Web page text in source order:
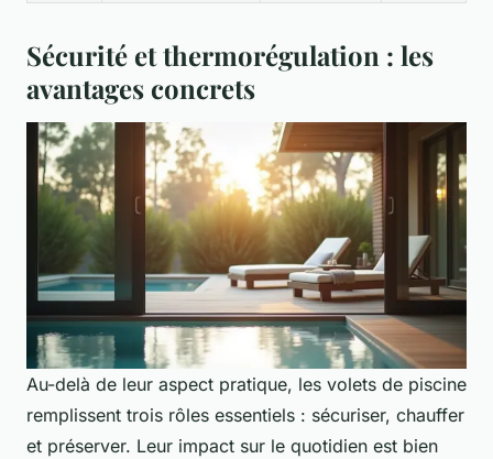
Sécurité et thermorégulation : les
avantages concrets
Au-delà de leur aspect pratique, les volets de piscine
remplissent trois rôles essentiels : sécuriser, chauffer
et préserver. Leur impact sur le quotidien est bien